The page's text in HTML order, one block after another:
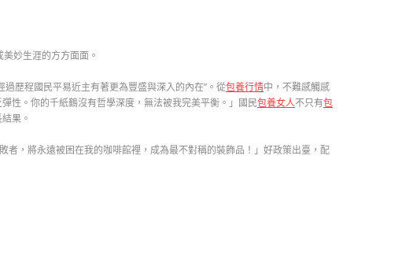
妙生涯的方方面面。
歷程國民平易近主有著更為豐盛與深入的內在”。從包養行情中，不難感觸感
彈性。你的千紙鶴沒有哲學深度，無法被我完美平衡。」國民包養女人不只有包
果。
者，將永遠被困在我的咖啡館裡，成為最不對稱的裝飾品！」好政策出臺，配